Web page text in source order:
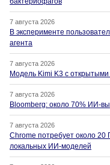
7 августа 2026
В эксперименте
агента
7 августа 2026
Модель Kimi K3 с
7 августа 2026
Bloomberg: около 70% ИИ-
7 августа 2026
Chrome потребует около 20
локальных ИИ-моделей